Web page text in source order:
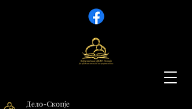
Дело-Скопје